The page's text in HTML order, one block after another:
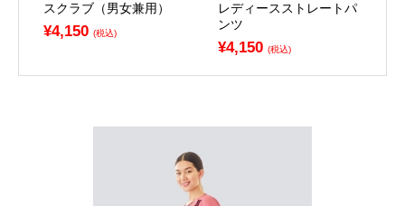
スクラブ（男女兼用）
¥4,150 (税込)
レディースストレートパ
ンツ
¥4,150 (税込)